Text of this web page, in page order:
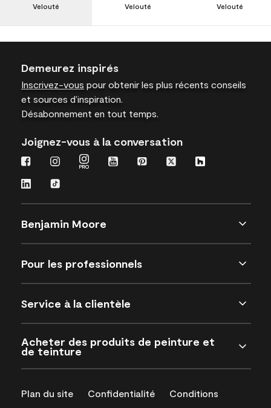
Velouté Velouté Velouté
Demeurez inspirés
Inscrivez-vous pour obtenir les plus récents conseils
et sources d’inspiration.
Désabonnement en tout temps.
Joignez-vous à la conversation
Benjamin Moore
Pour les professionnels
Service à la clientèle
Acheter des produits de peinture et
de teinture
Plan du site Confidentialité
Conditions